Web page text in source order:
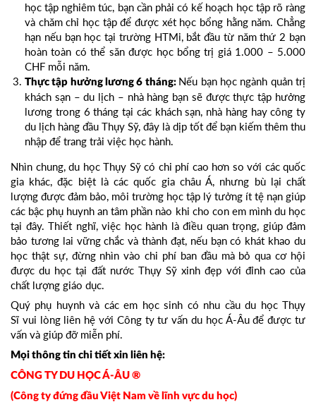
học tập nghiêm túc, bạn cần phải có kế hoạch học tập rõ ràng
và chăm chỉ học tập để được xét học bổng hằng năm. Chẳng
hạn nếu bạn học tại trường HTMi, bắt đầu từ năm thứ 2 bạn
hoàn toàn có thể săn được học bổng trị giá 1.000 – 5.000
CHF mỗi năm.
Thực tập hưởng lương 6 tháng: Nếu bạn học ngành quản trị
khách sạn – du lịch – nhà hàng bạn sẽ được thực tập hưởng
lương trong 6 tháng tại các khách sạn, nhà hàng hay công ty
du lịch hàng đầu Thụy Sỹ, đây là dịp tốt để bạn kiếm thêm thu
nhập để trang trải việc học hành.
Nhìn chung, du học Thụy Sỹ có chi phí cao hơn so với các quốc
gia khác, đặc biệt là các quốc gia châu Á, nhưng bù lại chất
lượng được đảm bảo, môi trường học tập lý tưởng ít tệ nạn giúp
các bậc phụ huynh an tâm phần nào khi cho con em mình du học
tại đây. Thiết nghĩ, việc học hành là điều quan trọng, giúp đảm
bảo tương lai vững chắc và thành đạt, nếu bạn có khát khao du
học thật sự, đừng nhìn vào chi phí ban đầu mà bỏ qua cơ hội
được du học tại đất nước Thụy Sỹ xinh đẹp với đỉnh cao của
chất lượng giáo dục.
Quý phụ huynh và các em học sinh có nhu cầu du học Thụy
Sĩ vui lòng liên hệ với Công ty tư vấn du học Á-Âu để được tư
vấn và giúp đỡ miễn phí.
Mọi thông tin chi tiết xin liên hệ:
CÔNG TY DU HỌC Á-ÂU ®
(Công ty đứng đầu Việt Nam về lĩnh vực du học)